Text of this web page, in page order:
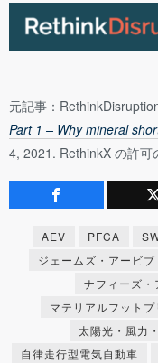
元記事：
Part 1 – Why mineral
4, 2021. RethinkX の許可
AEV PFCA
ジェームズ・アービブ
ナフィーズ・
マテリアルフットプ
太陽光・風力
自律走行型電気自動車